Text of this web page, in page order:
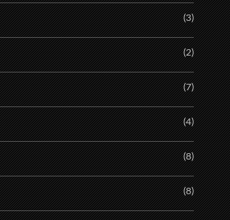
(3)
(2)
(7)
(4)
(8)
(8)